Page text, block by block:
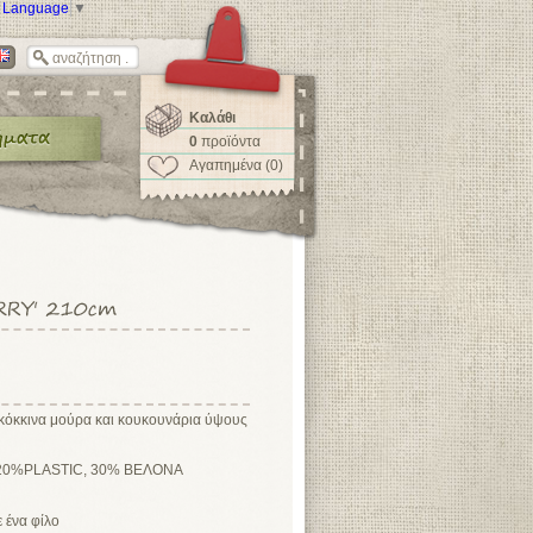
Language ▼
Καλάθι
0 προϊόντα
Αγαπημένα (0)
μούρα και κουκουνάρια ύψους
30% ΒΕΛΟΝΑ